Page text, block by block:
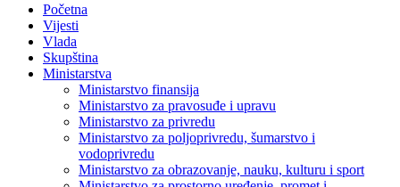
Početna
Vijesti
Vlada
Skupština
Ministarstva
Ministarstvo finansija
Ministarstvo za pravosuđe i upravu
Ministarstvo za privredu
Ministarstvo za poljoprivredu, šumarstvo i
vodoprivredu
Ministarstvo za obrazovanje, nauku, kulturu i sport